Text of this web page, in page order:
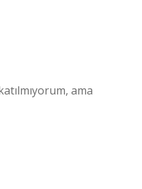
ama